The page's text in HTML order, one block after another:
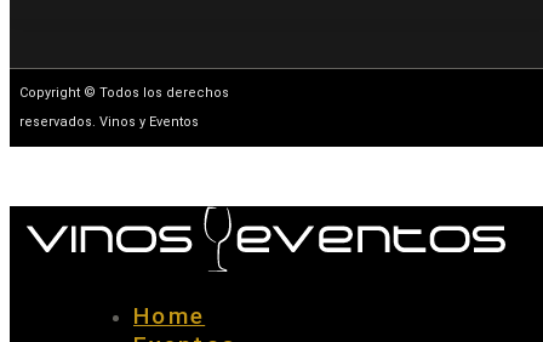
Copyright © Todos los derechos
reservados. Vinos y Eventos
Home